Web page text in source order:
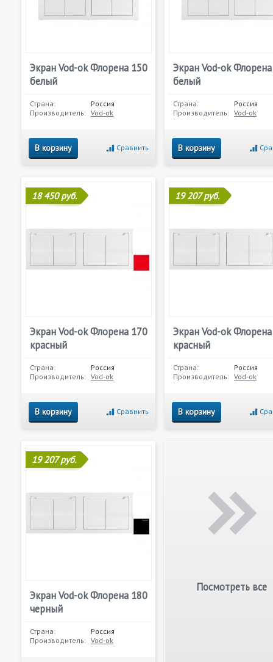
Экран Vod-ok Флорена 150
белый
Страна:
Россия
Производитель: Vod-ok
В корзину Сравнить
Экран Vod-ok
белый
Страна:
Россия
Производитель: Vod-ok
В корзину
18 450 руб.
Экран Vod-ok Флорена 170
красный
Страна:
Россия
Производитель: Vod-ok
В корзину Сравнить
19 207 руб.
Экран Vod-ok
красный
Страна:
Россия
Производитель: Vod-ok
В корзину
19 207 руб.
Экран Vod-ok Флорена 180
черный
Страна:
Россия
Производитель: Vod-ok
Посмотреть все